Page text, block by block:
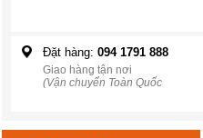
Đặt hàng: 094 1791 888
Giao hàng tận nơi
(Vận chuyển Toàn Quốc